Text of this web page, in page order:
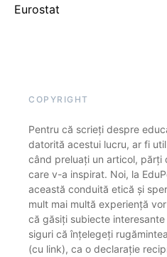
Eurostat
COPYRIGHT
Pentru că scrieți despre
datorită acestui lucru, ar fi
când preluați un articol, părți
care v-a inspirat. Noi, la
această conduită etică și
mult mai multă experiență
că găsiți subiecte
siguri că înțelegeți
(cu link), ca o declarație